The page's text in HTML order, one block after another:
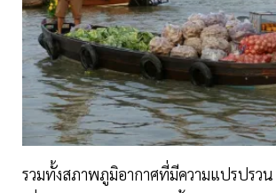
รวมทั้งสภาพภูมิอากาศที่มีความแปรปรวน